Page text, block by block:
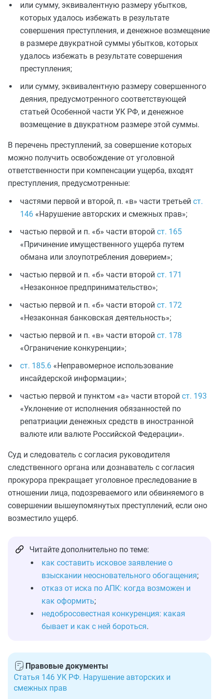
или сумму, эквивалентную размеру убытков,
которых удалось избежать в результате
совершения преступления, и денежное возмещение
в размере двукратной суммы убытков, которых
удалось избежать в результате совершения
преступления;
или сумму, эквивалентную размеру совершенного
деяния, предусмотренного соответствующей
статьей Особенной части УК РФ, и денежное
возмещение в двукратном размере этой суммы.
В перечень преступлений, за совершение которых
можно получить освобождение от уголовной
ответственности при компенсации ущерба, входят
преступления, предусмотренные:
частями первой и второй, п. «в» части третьей ст.
146 «Нарушение авторских и смежных прав»;
частью первой и п. «б» части второй ст. 165
«Причинение имущественного ущерба путем
обмана или злоупотребления доверием»;
частью первой и п. «б» части второй ст. 171
«Незаконное предпринимательство»;
частью первой и п. «б» части второй ст. 172
«Незаконная банковская деятельность»;
частью первой и п. «в» части второй ст. 178
«Ограничение конкуренции»;
ст. 185.6 «Неправомерное использование
инсайдерской информации»;
частью первой и пунктом «а» части второй ст. 193
«Уклонение от исполнения обязанностей по
репатриации денежных средств в иностранной
валюте или валюте Российской Федерации».
Суд и следователь с согласия руководителя
следственного органа или дознаватель с согласия
прокурора прекращает уголовное преследование в
отношении лица, подозреваемого или обвиняемого в
совершении вышеупомянутых преступлений, если оно
возместило ущерб.
Читайте дополнительно по теме:
как составить исковое заявление о
взыскании неосновательного обогащения;
отказ от иска по АПК: когда возможен и
как оформить;
недобросовестная конкуренция: какая
бывает и как с ней бороться.
Правовые документы
Статья 146 УК РФ. Нарушение авторских и
смежных прав